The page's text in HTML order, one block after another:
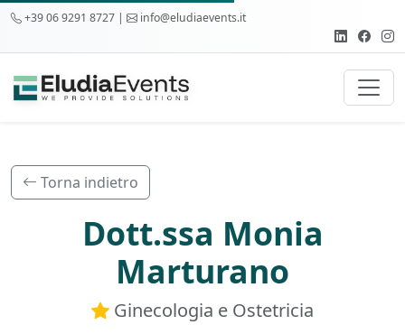
+39 06 9291 8727 | info@eludiaevents.it
Torna indietro
Dott.ssa Monia
Marturano
Ginecologia e Ostetricia